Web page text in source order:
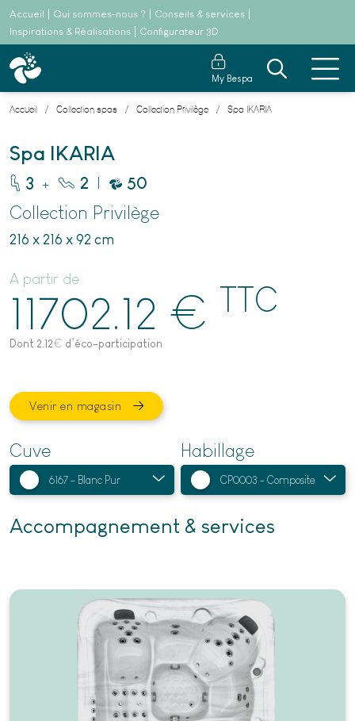
Accueil Qui sommes-nous ?
Conseils & services
Inspirations & Réalisations
Configurateur 3D
My Bespa
Accueil Collection spas Collection Privilège Spa IKARIA
Spa IKARIA
3 + 2 | 50
Collection Privilège
216 x 216 x 92 cm
A partir de
11702.12 € TTC
Dont 2.12€ d’éco-participation
Venir en magasin
Cuve Habillage
Accompagnement & services